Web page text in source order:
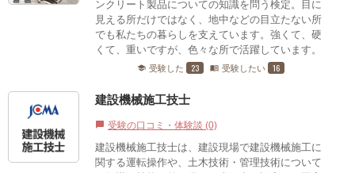
ンクリート製品についての知識を問う検定。目に
見える所だけではなく、地中などの目立たない所
でも私たちの暮らしを支えています。強くて、硬
くて、重いですが、色々な所で活躍しています。
school 受験した 23 menu_book 受験したい 16
建設機械施工技士
chat_bubble 受験の口コミ・体験談 (0)
建設機械施工技士は、建設現場で建設機械施工に
関する運転操作や、土木技術・管理技術について